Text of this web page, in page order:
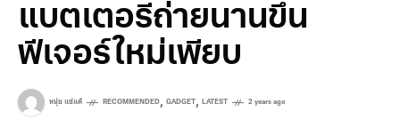
แบตเตอรีถ่ายนานขึ้น
ฟีเจอร์ใหม่เพียบ
หนุ่ย แซ่แต้ RECOMMENDED, GADGET , LATEST 2 years ago